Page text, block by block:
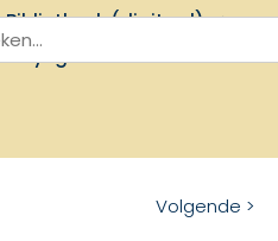
Bibliotheek (digitaal)
huysgesinnen van
Volgende >